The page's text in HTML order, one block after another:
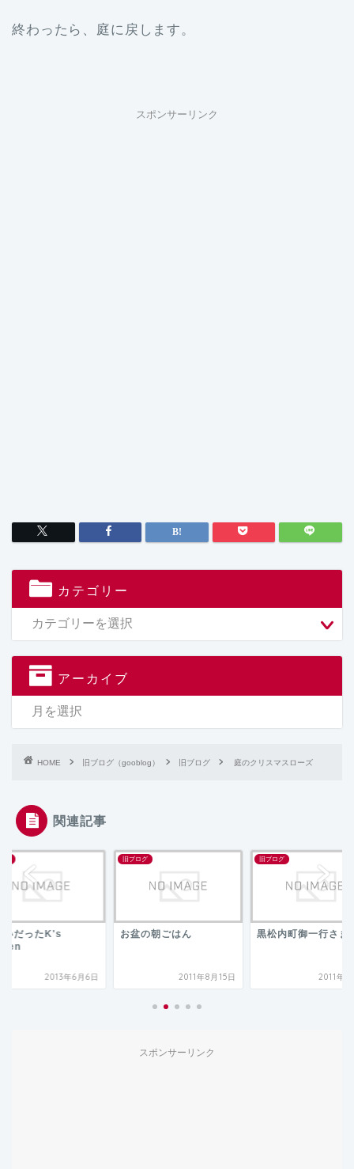
終わったら、庭に戻します。
スポンサーリンク
カテゴリー
アーカイブ
HOME 旧ブログ（gooblog） 旧ブログ 庭のクリスマスローズ
関連記事
いだったK's
2013年6月6日
旧ブログ
お盆の朝ごはん
2011年8月15日
旧ブログ
黒松内町御一行さま
2011年8
スポンサーリンク